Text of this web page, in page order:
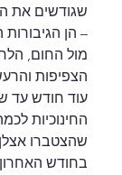
שגודשים את
– הן
מול החום,
הצפיפות
עוד חודש עד
החינוכיות
שהצטברו
בחודש